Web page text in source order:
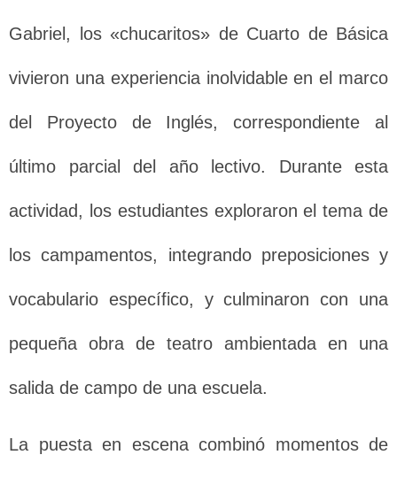
Gabriel, los «chucaritos» de Cuarto de Básica
vivieron una experiencia inolvidable en el marco
del Proyecto de Inglés, correspondiente al
último parcial del año lectivo. Durante esta
actividad, los estudiantes exploraron el tema de
los campamentos, integrando preposiciones y
vocabulario específico, y culminaron con una
pequeña obra de teatro ambientada en una
salida de campo de una escuela.
La puesta en escena combinó momentos de